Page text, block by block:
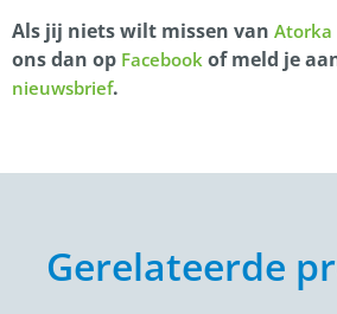
Als jij niets wilt missen van Atorka
ons dan op Facebook of meld je
nieuwsbrief.
Gerelateerde